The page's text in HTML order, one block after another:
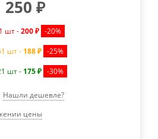
250 ₽
шт -200 ₽ -20%
шт - 188 ₽ -25%
шт - 175 ₽ -30%
Нашли дешевле?
цены